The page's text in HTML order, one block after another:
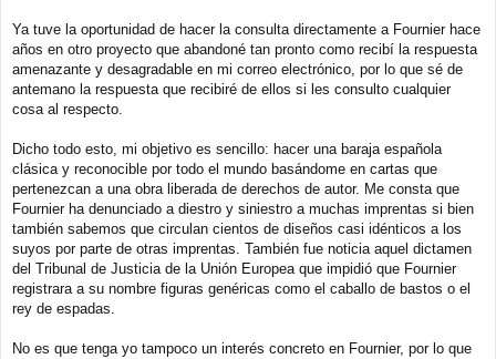
Ya tuve la oportunidad de hacer la consulta directamente a Fournier hace
años en otro proyecto que abandoné tan pronto como recibí la respuesta
amenazante y desagradable en mi correo electrónico, por lo que sé de
antemano la respuesta que recibiré de ellos si les consulto cualquier
cosa al respecto.
Dicho todo esto, mi objetivo es sencillo: hacer una baraja española
clásica y reconocible por todo el mundo basándome en cartas que
pertenezcan a una obra liberada de derechos de autor. Me consta que
Fournier ha denunciado a diestro y siniestro a muchas imprentas si bien
también sabemos que circulan cientos de diseños casi idénticos a los
suyos por parte de otras imprentas. También fue noticia aquel dictamen
del Tribunal de Justicia de la Unión Europea que impidió que Fournier
registrara a su nombre figuras genéricas como el caballo de bastos o el
rey de espadas.
No es que tenga yo tampoco un interés concreto en Fournier, por lo que